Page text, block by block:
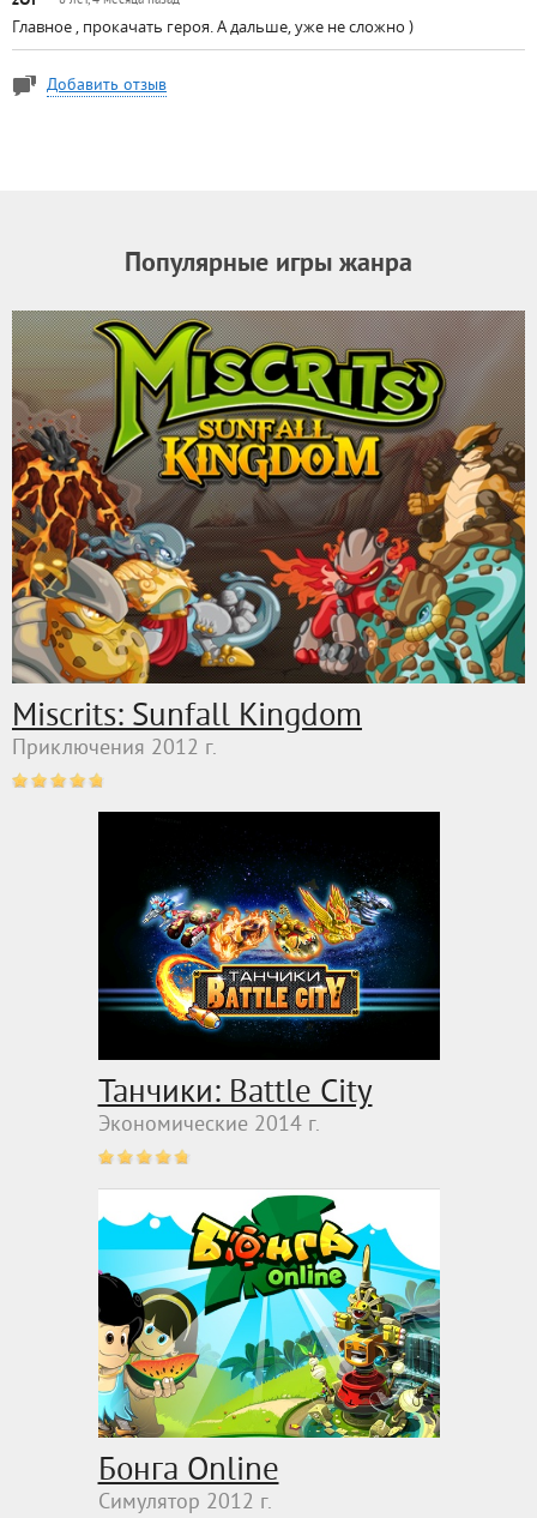
Главное , прокачать героя. А дальше, уже не сложно )
Добавить отзыв
Популярные игры жанра
Miscrits: Sunfall Kingdom
Приключения 2012 г.
Танчики: Battle City
Экономические 2014 г.
Бонга Online
Симулятор 2012 г.